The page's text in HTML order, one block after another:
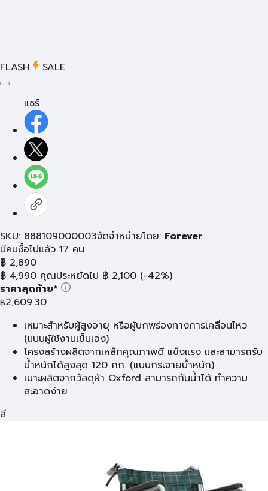
FLASH SALE
แชร์
SKU: 888109000003จัดจำหน่ายโดย: Forever
มีคนซื้อไปแล้ว 17 คน
฿ 2,890
฿ 4,990 คุณประหยัดไป ฿ 2,100 (-42%)
ราคาสุดท้าย*
฿2,609.30
เหมาะสำหรับผู้สูงอายุ หรือผู้บกพร่องทางการเคลื่อนไหว
(แบบผู้ใช้งานเข็นเอง)
โครงสร้างผลิตจากเหล็กคุณภาพดี แข็งแรง และสามารถรับ
น้ำหนักได้สูงสุด 120 กก. (แบบกระจายน้ำหนัก)
เบาะผลิตจากวัสดุผ้า Oxford สามารถกันน้ำได้ ทำความ
สะอาดง่าย
สี